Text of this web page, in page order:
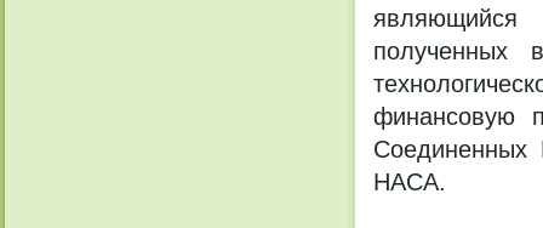
полученных
финансовую
Соединенных
НАСА.